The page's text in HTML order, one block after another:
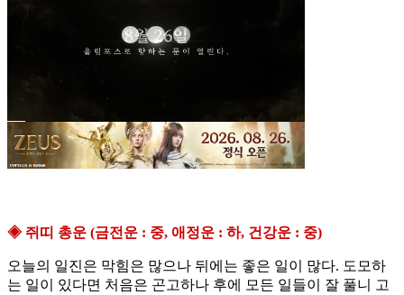
◈ 쥐띠 총운 (금전운 : 중, 애정운 : 하, 건강운 : 중)
오늘의 일진은 막힘은 많으나 뒤에는 좋은 일이 많다. 도모하
는 일이 있다면 처음은 곤고하나 후에 모든 일들이 잘 풀니 고